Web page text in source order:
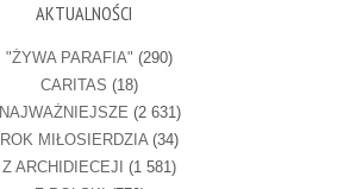
AKTUALNOŚCI
"ŻYWA PARAFIA" (290)
CARITAS (18)
NAJWAŻNIEJSZE (2 631)
ROK MIŁOSIERDZIA(34)
Z ARCHIDIECEJI (1 581)